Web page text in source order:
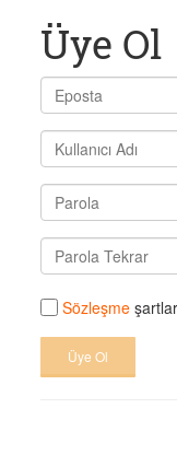
Üye Ol
Sözleşme
Üye Ol